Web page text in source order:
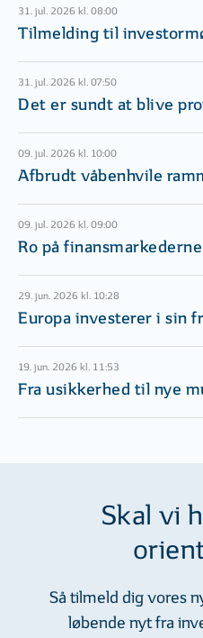
31. jul. 2026 kl. 08:00
Tilmelding til
31. jul. 2026 kl. 07:50
Det er sundt at blive
09. jul. 2026 kl. 10:00
Afbrudt våbenhvile
09. jul. 2026 kl. 09:00
Ro på
29. jun. 2026 kl. 10:28
Europa investerer i sin
19. jun. 2026 kl. 11:53
Fra usikkerhed til nye
Skal vi
Så tilmeld dig vores
løbende nyt fra